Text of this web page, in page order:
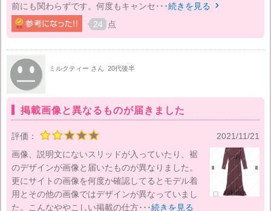
前にも関わらずです。何度もキャンセ･･･続きを見る 
24 点
ミルクティー さん 20代後半
掲載画像と異なるものが届きました
評価：
2021/11/21
画像、説明文にないスリッドが入っていたり、裾
のデザインが画像と届いたものが異なりました。
更にサイトの画像を何度か確認してるとモデル着
用とその他の画像ではデザインが異なっていまし
た。こんなややこしい掲載の仕方･･･続きを見る